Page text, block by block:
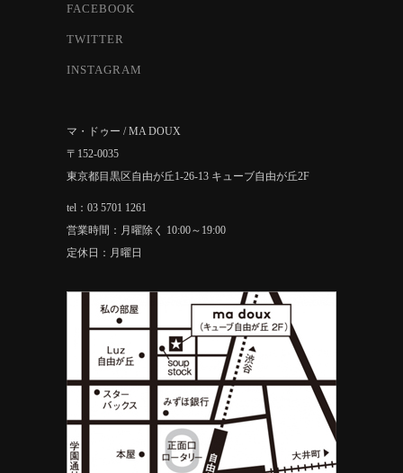
FACEBOOK
TWITTER
INSTAGRAM
マ・ドゥー / MA DOUX
〒152-0035
東京都目黒区自由が丘1-26-13 キューブ自由が丘2F
tel：03 5701 1261
営業時間：月曜除く 10:00～19:00
定休日：月曜日